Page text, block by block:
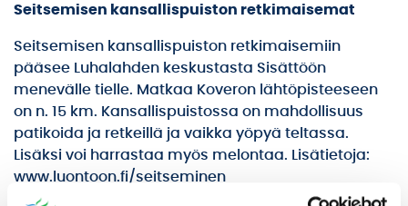
Seitsemisen kansallispuiston retkimaisemat
Seitsemisen kansallispuiston retkimaisemiin
pääsee Luhalahden keskustasta Sisättöön
menevälle tielle. Matkaa Koveron lähtöpisteeseen
on n. 15 km. Kansallispuistossa on mahdollisuus
patikoida ja retkeillä ja vaikka yöpyä teltassa.
Lisäksi voi harrastaa myös melontaa. Lisätietoja:
www.luontoon.fi/seitseminen